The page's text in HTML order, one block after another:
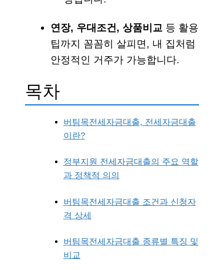
연장, 우대조건, 상품비교 등 활용
팁까지 꼼꼼히 살피면, 내 집처럼
안정적인 거주가 가능합니다.
목차
버팀목전세자금대출, 전세자금대출
이란?
정부지원 전세자금대출의 주요 역할
과 정책적 의의
버팀목전세자금대출 조건과 신청자
격 상세
버팀목전세자금대출 종류별 특징 및
비교